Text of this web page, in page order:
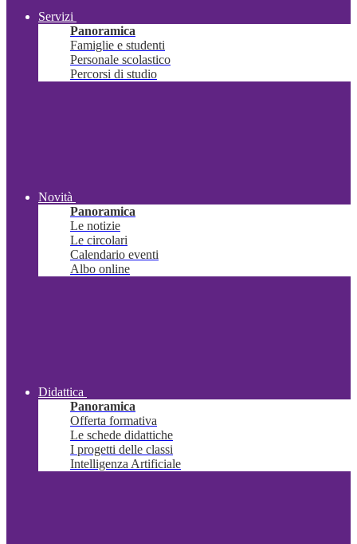
Servizi
Panoramica
Famiglie e studenti
Personale scolastico
Percorsi di studio
Novità
Panoramica
Le notizie
Le circolari
Calendario eventi
Albo online
Didattica
Panoramica
Offerta formativa
Le schede didattiche
I progetti delle classi
Intelligenza Artificiale